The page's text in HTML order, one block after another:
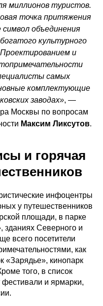
миллионов туристов.
точка притяжения
объединения
культурного
и
самых
комплектующие
заводах», —
Москвы по вопросам
Максим Ликсутов.
и горячая
инфоцентры
у путешественников
площади, в парке
зданиях Северного и
всего посетители
как
«Зарядье», кинопарк
того, в список
и ярмарки,